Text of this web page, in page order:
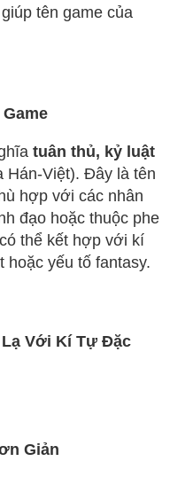
tên game của
tuân thủ, kỷ luật
Hán-Việt). Đây là tên
hợp với các nhân
đạo hoặc thuộc phe
thể kết hợp với kí
hoặc yếu tố fantasy.
Với Kí Tự Đặc
Giản